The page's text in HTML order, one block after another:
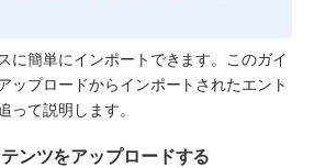
に簡単にインポートできます。このガイ
ップロードからインポートされたエント
って説明します。
ンツをアップロードする